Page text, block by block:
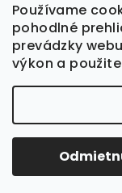
Používame
pohodlné
prevádzky
výkon a
nákup?